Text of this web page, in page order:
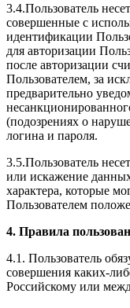
3.4.Пользователь
совершенные с
идентификации
для авторизации
после авторизации
Пользователем, за
предварительно
(подозрениях о
логина и пароля.
3.5.Пользователь
или искажение
характера, которые
Пользователем
4. Правила
4.1. Пользователь
совершения каких-
Российскому или